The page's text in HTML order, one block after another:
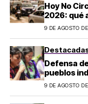
Hoy No
2026: qué
salir en
9 DE AGOSTO
Defensa
pueblos
9 DE AGOSTO